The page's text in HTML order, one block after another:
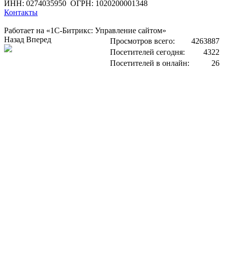
ИНН: 0274035950 ОГРН: 1020200001348
Контакты
Работает на «1С-Битрикс: Управление сайтом»
Просмотров всего:
4263887
Посетителей сегодня:
4322
Посетителей в онлайн:
26
Назад Вперед